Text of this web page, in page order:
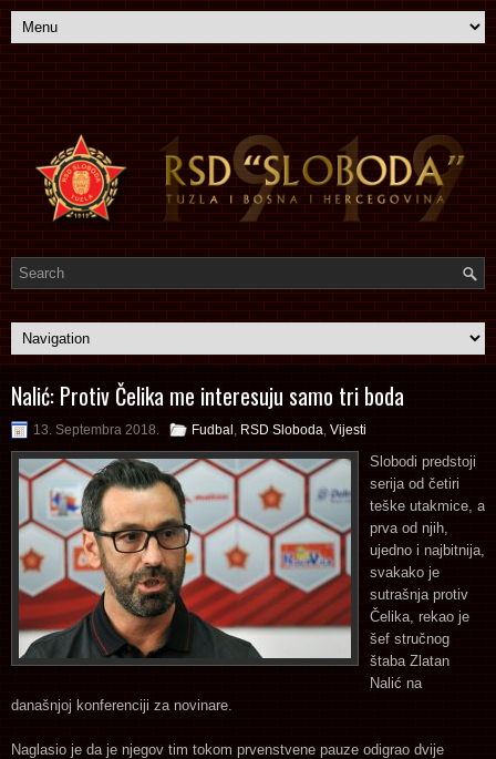
Nalić: Protiv Čelika me interesuju samo tri boda
13. Septembra 2018. Fudbal RSD Sloboda Vijesti
Slobodi predstoji
serija od četiri
teške utakmice, a
prva od njih,
ujedno i najbitnija,
svakako je
sutrašnja protiv
Čelika, rekao je
šef stručnog
štaba Zlatan
Nalić na
današnjoj konferenciji za novinare.
Naglasio je da je njegov tim tokom prvenstvene pauze odigrao dvije